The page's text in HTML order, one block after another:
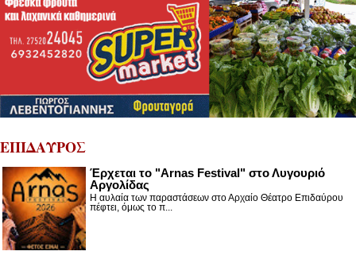
ΕΠΙΔΑΥΡΟΣ
Έρχεται το "Arnas Festival" στο Λυγουριό
Αργολίδας
Η αυλαία των παραστάσεων στο Αρχαίο Θέατρο Επιδαύρου
πέφτει, όμως το π...